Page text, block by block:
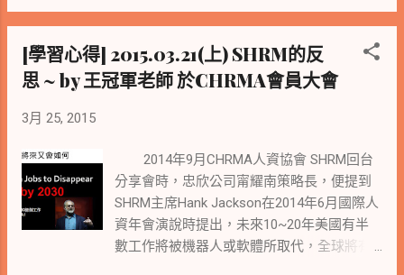
[學習心得] 2015.03.21(上) SHRM的反
思 ~ by 王冠軍老師 於CHRMA會員大會
3月 25, 2015
2014年9月CHRMA人資協會 SHRM回台
分享會時，忠欣公司甯耀南策略長，便提到
SHRM主席Hank Jackson在2014年6月國際人
資年會演說時提出，未來10~20年美國有半
數工作將被機器人或軟體所取代，全球將有